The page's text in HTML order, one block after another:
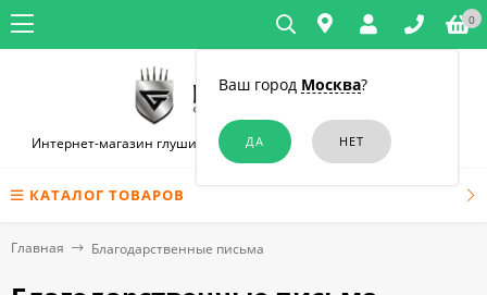
Ваш город Москва?
0
Интернет-магазин глушилок связи и диктофонов в Симферополе
КАТАЛОГ ТОВАРОВ
Главная Благодарственные письма